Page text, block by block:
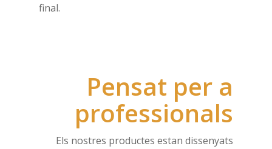
final.
Pensat per a
professionals
Els nostres productes estan dissenyats